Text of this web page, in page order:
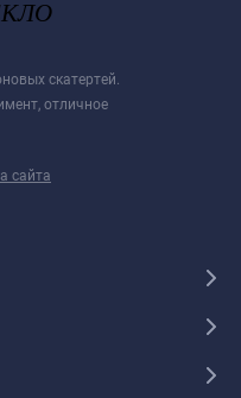
скатертей.
отличное
сайта